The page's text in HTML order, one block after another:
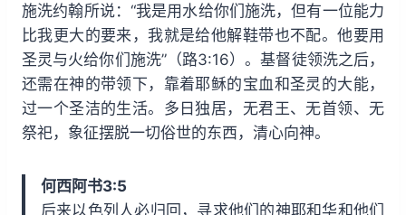
施洗约翰所说：“我是用水给你们施洗，但有一位能力
比我更大的要来，我就是给他解鞋带也不配。他要用
圣灵与火给你们施洗”（路3:16）。基督徒领洗之后，
还需在神的带领下，靠着耶稣的宝血和圣灵的大能，
过一个圣洁的生活。多日独居，无君王、无首领、无
祭祀，象征摆脱一切俗世的东西，清心向神。
何西阿书3:5
后来以色列人必归回，寻求他们的神耶和华和他们